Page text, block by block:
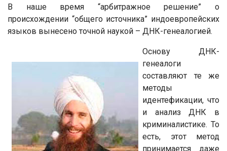
В наше время “арбитражное решение” о
происхождении “oбщего источника” индоевропейских
языков вынесено точной наукой – ДНК-генеалогией.
Основу ДНК-
генеалоги
составляют те же
методы
идентефикации, что
и анализ ДНК в
криминалистике. То
есть, этот метод
принимается даже